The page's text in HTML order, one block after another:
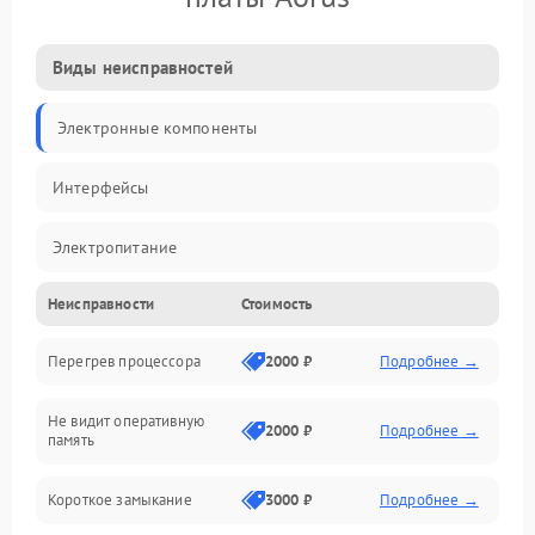
Виды неисправностей
Электронные компоненты
Интерфейсы
Электропитание
Корпус/Герметичность
Механика
ПО/Микропрограмма
Неисправности Стоимость
Перегрев процессора 2000 ₽ Подробнее →
Не видит оперативную
память
2000 ₽ Подробнее →
Короткое замыкание 3000 ₽ Подробнее →